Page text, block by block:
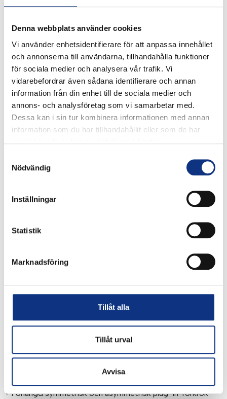
Denna webbplats använder cookies
Vi använder enhetsidentifierare för att anpassa innehållet
och annonserna till användarna, tillhandahålla funktioner
för sociala medier och analysera vår trafik. Vi
vidarebefordrar även sådana identifierare och annan
information från din enhet till de sociala medier och
annons- och analysföretag som vi samarbetar med.
Dessa kan i sin tur kombinera informationen med annan
information som du har tillhandahållit eller som de har
Nödvändig
Inställningar
Statistik
Marknadsföring
Tillåt alla
Tillåt urval
Avvisa
• Raka kopplingar
• Rakt stigrör
• Vinkelkoppling
• Förlängd vinkelkoppling
• Rörkrök
• T-grenkoppling
• T-koppling
• Y-koppling
• Symmetrisk och asymmetrisk rör till rör-koppling
• Symmetrisk och asymmetrisk rörkrök
• Symmetrisk och asymmetrisk enkel Y-koppling
• Skottgenomgång
• Skottgenomgång
• Flera kopplingar
• Symmetrisk och asymmetrisk Y-koppling med flera
• T-koppling med flera anslutningar
• Plug-in-kopplingar och tillbehör
• Symmetrisk och asymmetrisk plug-in-rörkrök
• Förlängd symmetrisk och asymmetrisk plug-in-rörkrök